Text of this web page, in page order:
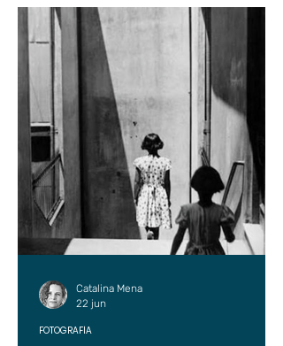
FOTOGRAFÍA
Catalina Mena
22 jun